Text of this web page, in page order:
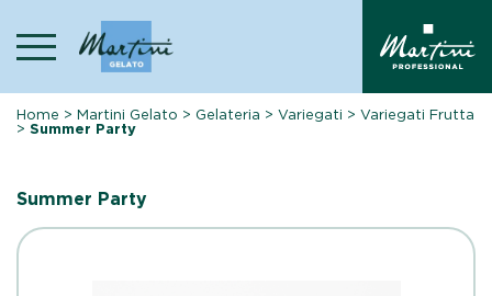
content
Home >Martini Gelato > Gelateria >Variegati >Variegati Frutta
>Summer Party
Summer Party